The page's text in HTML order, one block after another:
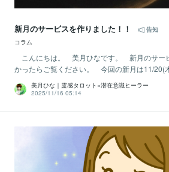
新月のサービスを作りました！！
告知
コラム
こんにちは。 美月ひなです。 新月のサー
かったらご覧ください。 今回の新月は11/20(
美月ひな｜霊感タロット×潜在意識ヒーラー
2025/11/16 05:14